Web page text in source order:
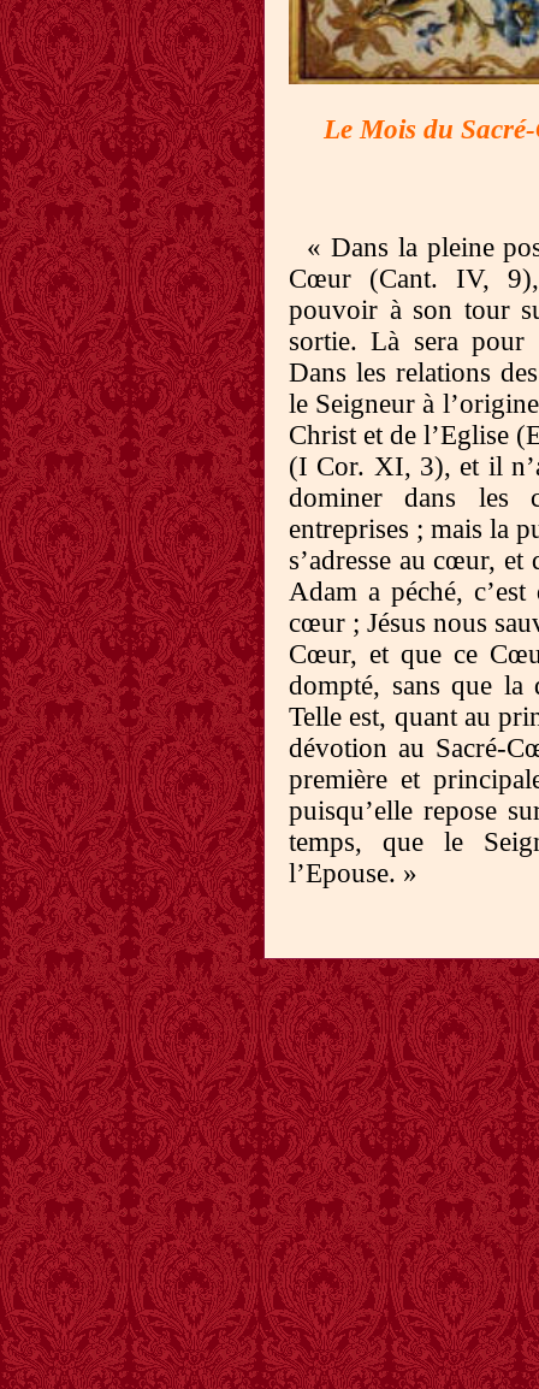
Le Mois du
« Dans la pleine
Cœur (Cant. IV,
pouvoir à son tour
sortie. Là sera pour
Dans les relations
le Seigneur à
Christ et de l’Eglise
(I Cor. XI, 3), et il
dominer dans les
entreprises ; mais la
s’adresse au cœur, et
Adam a péché,
cœur ; Jésus nous
Cœur, et que ce
dompté, sans que
Telle est, quant au
dévotion au Sacré-
première et
puisqu’elle repose
temps, que le
l’Epouse. »